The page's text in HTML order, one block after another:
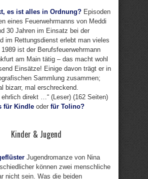
es ist alles in Ordnung? Episoden
eines Feuerwehrmanns von Meddi
30 Jahren im Einsatz bei der
im Rettungsdienst erlebt man vieles
ist der Berufsfeuerwehrmann
am Main tätig – das macht wohl
Einsätze! Einige davon trägt er in
Sammlung zusammen;
bizarr, mal erschreckend.
ehrlich direkt …“ (Leser) (162 Seiten)
für Kindle oder für Tolino?
Kinder & Jugend
Jugendromanze von Nina
können zwei menschliche
nicht sein. Was die beiden